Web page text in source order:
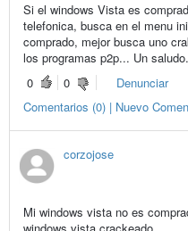
Si el windows Vista es
telefonica, busca en el menu
comprado, mejor busca uno
los programas p2p... Un saludo.
0
0
Denunciar
Comentarios (0) | Nuevo
corzojose
Mi windows vista no es
windows vista crackeado